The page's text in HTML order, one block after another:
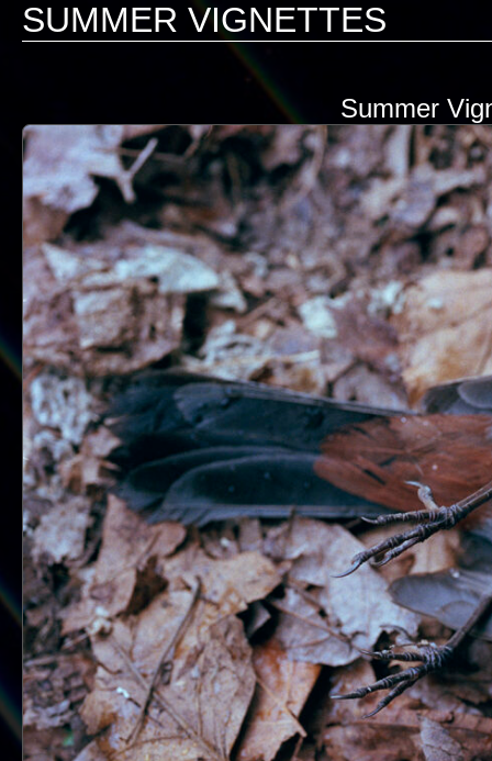
SUMMER VIGNETTES
Summer